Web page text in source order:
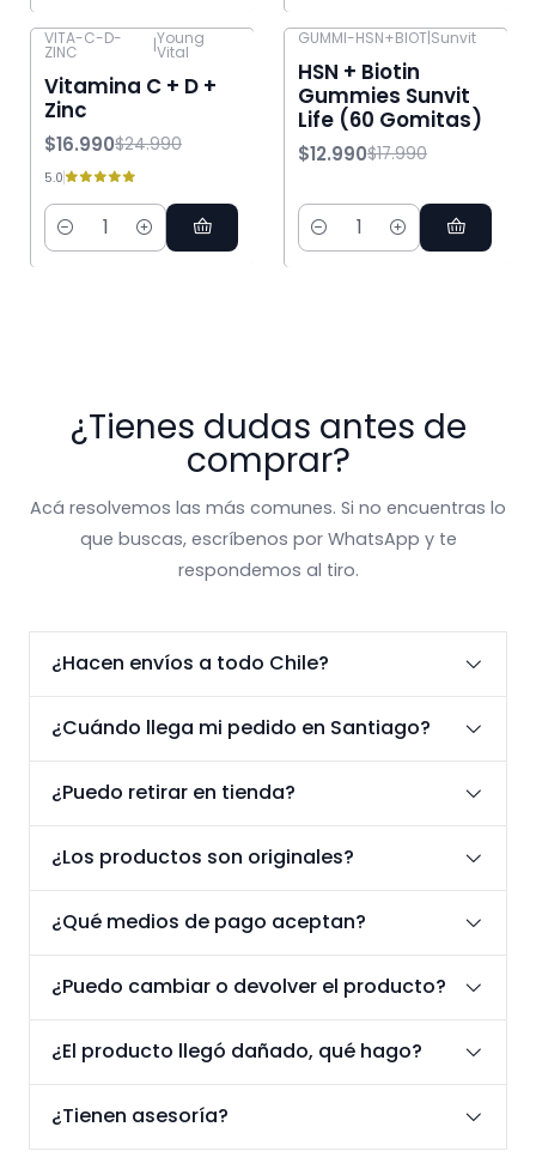
-32% OFF
VITA-C-D-
ZINC |Young
Vital
Vitamina C + D +
Zinc
$16.990$24.990
5.0
Cantidad
GUMMI-HSN+BIOT|Sunvit
HSN + Biotin
Gummies Sunvit
Life (60 Gomitas)
$12.990$17.990
Cantidad
¿Tienes dudas antes de
comprar?
Acá resolvemos las más comunes. Si no encuentras lo
que buscas, escríbenos por WhatsApp y te
respondemos al tiro.
¿Hacen envíos a todo Chile?
¿Cuándo llega mi pedido en Santiago?
¿Puedo retirar en tienda?
¿Los productos son originales?
¿Qué medios de pago aceptan?
¿Puedo cambiar o devolver el producto?
¿El producto llegó dañado, qué hago?
¿Tienen asesoría?